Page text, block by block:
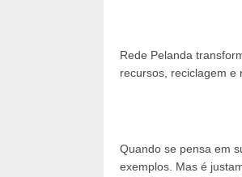
Rede Pelanda
recursos, reciclagem e
Quando se pensa em
exemplos. Mas é